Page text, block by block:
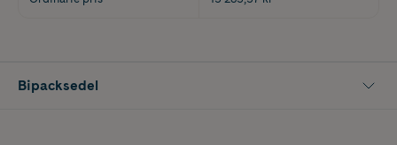
Bipacksedel